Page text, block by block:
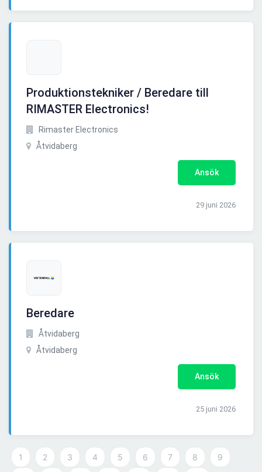
Produktionstekniker / Beredare till
RIMASTER Electronics!
Rimaster Electronics
Åtvidaberg
Ansök
29 juni 2026
Beredare
Åtvidaberg
Åtvidaberg
Ansök
25 juni 2026
1 2 3 4 5 6 7 8 9